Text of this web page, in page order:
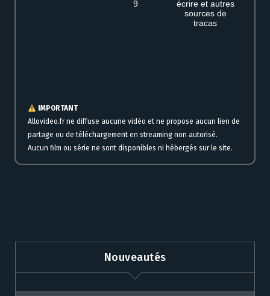
9
écrire et autres
sources de
tracas
IMPORTANT
Allovideo.fr ne diffuse aucune vidéo et ne propose aucun lien de
partage ou de téléchargement en streaming non autorisé.
Aucun film ou série ne sont disponibles ni hébergés sur le site.
Nouveautés